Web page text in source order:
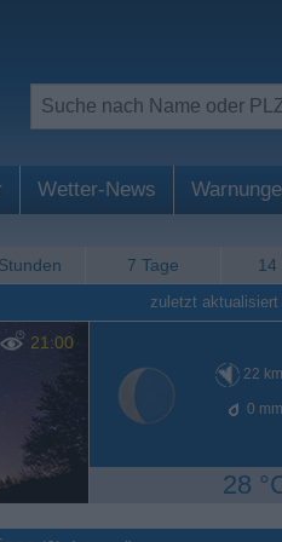
Wetter-News
7 Tage 14
zuletzt aktualisiert
21:00
22
0
28